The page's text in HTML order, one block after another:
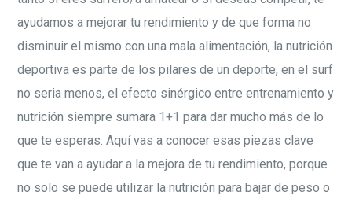
ayudamos a mejorar tu rendimiento y de que forma no
disminuir el mismo con una mala alimentación, la nutrición
deportiva es parte de los pilares de un deporte, en el surf
no seria menos, el efecto sinérgico entre entrenamiento y
nutrición siempre sumara 1+1 para dar mucho más de lo
que te esperas. Aquí vas a conocer esas piezas clave
que te van a ayudar a la mejora de tu rendimiento, porque
no solo se puede utilizar la nutrición para bajar de peso o